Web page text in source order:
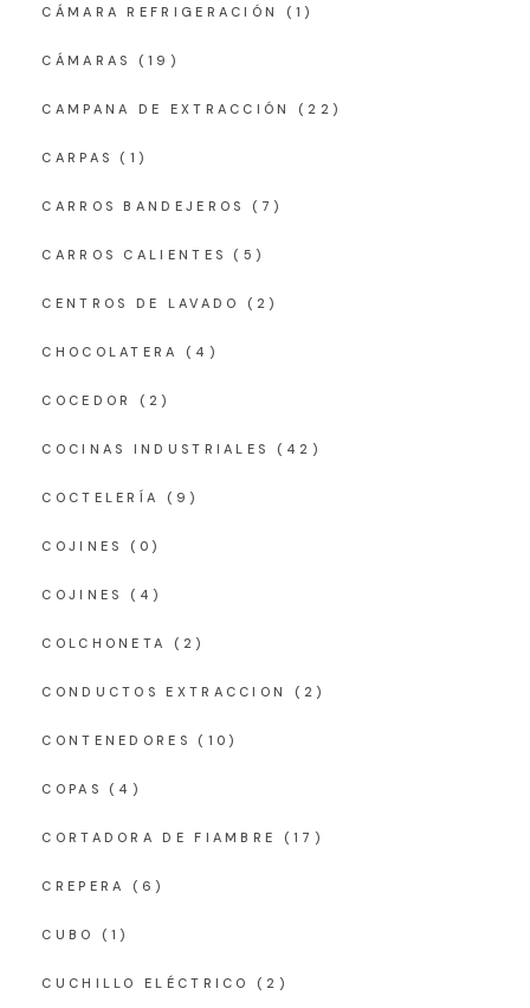
CÁMARA REFRIGERACIÓN (1)
CÁMARAS (19)
CAMPANA DE EXTRACCIÓN (22)
CARPAS (1)
CARROS BANDEJEROS (7)
CARROS CALIENTES (5)
CENTROS DE LAVADO (2)
CHOCOLATERA (4)
COCEDOR (2)
COCINAS INDUSTRIALES (42)
COCTELERÍA (9)
COJINES (0)
COJINES (4)
COLCHONETA (2)
CONDUCTOS EXTRACCION (2)
CONTENEDORES (10)
COPAS (4)
CORTADORA DE FIAMBRE (17)
CREPERA (6)
CUBO (1)
CUCHILLO ELÉCTRICO (2)